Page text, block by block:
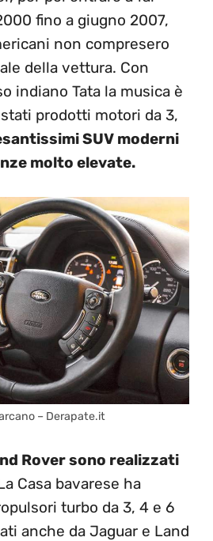
fino a giugno 2007,
non compresero
della vettura. Con
indiano Tata la musica è
prodotti motori da 3,
SUV moderni
molto elevate.
– Derapate.it
Rover sono realizzati
Casa bavarese ha
turbo da 3, 4 e 6
anche da Jaguar e Land